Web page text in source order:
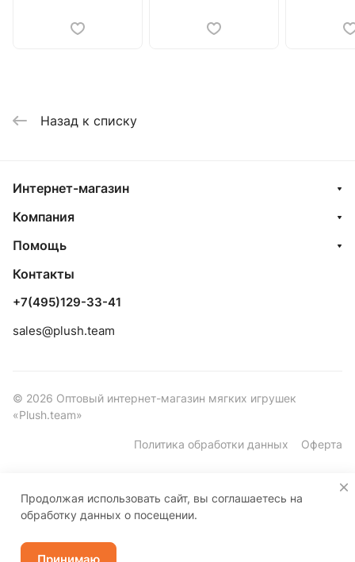
Назад к списку
Интернет-магазин
Компания
Помощь
Контакты
+7(495)129-33-41
sales@plush.team
© 2026 Оптовый интернет-магазин мягких игрушек
«Plush.team»
Политика обработки данных Оферта
Каталог Корзина
Продолжая использовать сайт, вы соглашаетесь на
обработку данных о посещении.
Принимаю